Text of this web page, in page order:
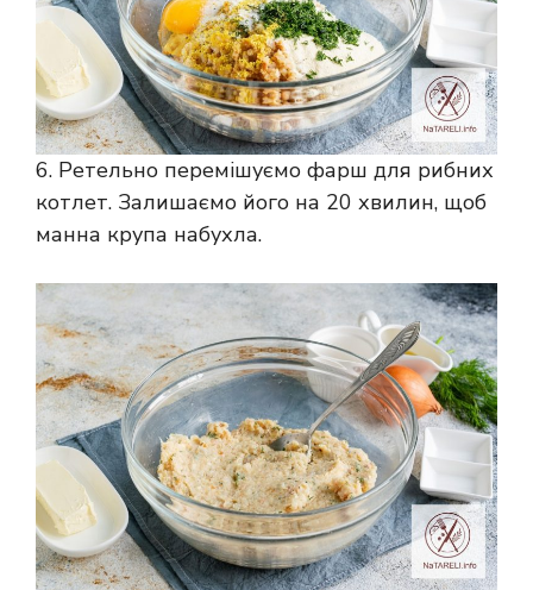
6. Ретельно перемішуємо фарш для рибних
котлет. Залишаємо його на 20 хвилин, щоб
манна крупа набухла.